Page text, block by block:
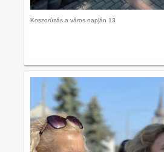
Koszorúzás a város napján 13